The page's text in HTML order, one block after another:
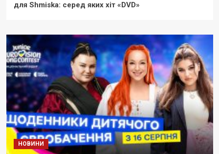
для Shmiska: серед яких хіт «DVD»
НОВИНИ